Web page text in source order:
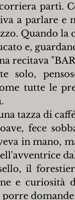
partì.
a parlare e
Quando la
e,
recitava
solo,
tutte le
tazza di
fece
in mano,
il
e curiosità